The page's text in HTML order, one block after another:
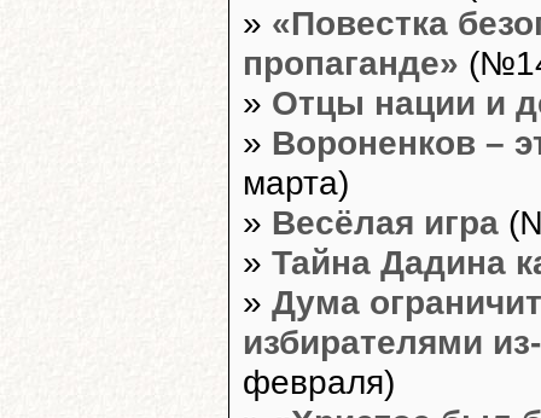
» «Повестка
пропаганде»
» Отцы нации и
» Вороненков –
марта)
» Весёлая игра
» Тайна Дадина
» Дума
избирателями
февраля)